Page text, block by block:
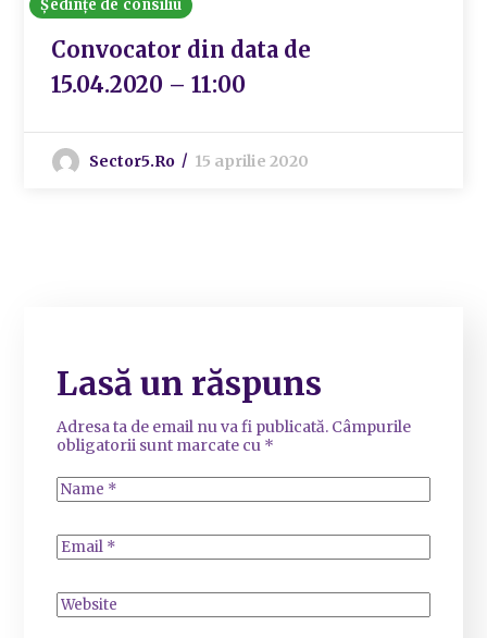
Ședințe de consiliu
Convocator din data de
15.04.2020 – 11:00
Sector5.ro 15 aprilie 2020
Lasă un răspuns
Adresa ta de email nu va fi publicată. Câmpurile
obligatorii sunt marcate cu *